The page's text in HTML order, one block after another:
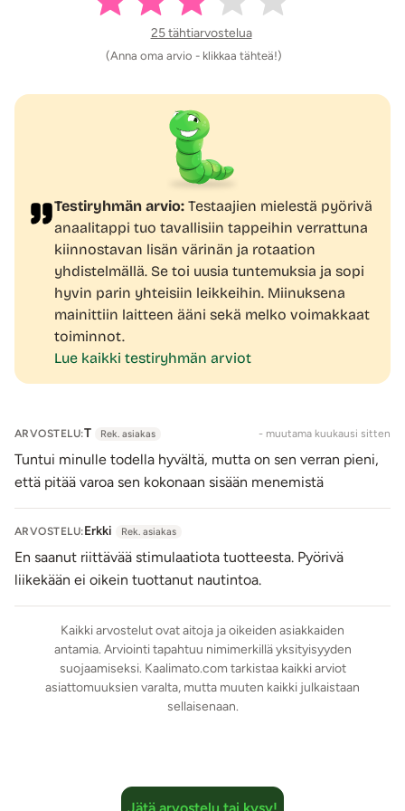
Kaunis kullanvärinen kovamuovinen kehys ympäröi
säätönäppäimiä, joita tapin kanssa on kaksi.
Käynnistysnäppäimestä käynnistetään tappi stand by-
sahalaitakuvioidusta näppäimestä saadaan esille erilaiset
värinämoodit. Anaalitapin ollessa stand by-tilassa on
mahdollista ohjata anaalitapin toimintoja etänä. Stand by-
tila asetetaan painamalla anaalitapin pohjassa olevaa
Lataa kätevästi USB-latauskaapelilla!
Tappi on kätevästi USB-ladattava ja latauskaapelin
jakkiliitin tulee työntää tapin kannassa silikonipinnan
lävitse kohtaan, jossa lukee DC. Ladattaessa tapissa
vilkkuu valo ja kun akku on täysi, valo palaa yhtäjaksoisesti.
Kauko-ohjain toimii paristolla ja se on valmiiksi kauko-
ohjaimen sisällä. Poista pariston ja kauko-ohjaimen välissä
Hyödyllisiä vinkkejä:
Käytä tuotteen kanssa vain vesipohjaisia liukuvoiteita.
Tyhjennä suoli ennen käyttöä anaalisuihkulla
Pese tappi käytön jälkeen miedolla saippuavedellä.
Voit halutessasi desinfioida tuotteen erotiikkavälineille
tarkoitetulla puhdistusaineella, näin minimoit
Säilytä tuote pölyltä ja suoralta auringonvalolta
suojassa.
HUOM! Pakkaustiedoista poiketen tuotteessa on
kahdeksan (8) erilaista värinä- ja pyörivää liiketoimintoa.
Tuotteen kokopituus: 9,5 cm
25 tähtiarvostelua
(Anna oma arvio - klikkaa tähteä!)
Testiryhmän arvio: Testaajien mielestä pyörivä
anaalitappi tuo tavallisiin tappeihin verrattuna
kiinnostavan lisän värinän ja rotaation
yhdistelmällä. Se toi uusia tuntemuksia ja sopi
hyvin parin yhteisiin leikkeihin. Miinuksena
mainittiin laitteen ääni sekä melko voimakkaat
toiminnot.
Lue kaikki testiryhmän arviot
ARVOSTELU:T Rek. asiakas - muutama kuukausi sitten
Tuntui minulle todella hyvältä, mutta on sen verran pieni,
että pitää varoa sen kokonaan sisään menemistä
ARVOSTELU:Erkki Rek. asiakas
En saanut riittävää stimulaatiota tuotteesta. Pyörivä
liikekään ei oikein tuottanut nautintoa.
Kaikki arvostelut ovat aitoja ja oikeiden asiakkaiden
antamia. Arviointi tapahtuu nimimerkillä yksityisyyden
suojaamiseksi. Kaalimato.com tarkistaa kaikki arviot
asiattomuuksien varalta, mutta muuten kaikki julkaistaan
sellaisenaan.